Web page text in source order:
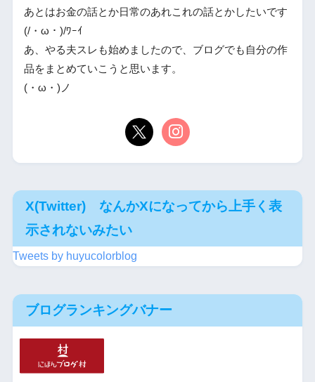
あとはお金の話とか日常のあれこれの話とかしたいです
(/・ω・)/ﾜｰｲ
あ、やる夫スレも始めましたので、ブログでも自分の作
品をまとめていこうと思います。
(・ω・)ノ
X(Twitter) なんかXになってから上手く表
示されないみたい
Tweets by huyucolorblog
ブログランキングバナー